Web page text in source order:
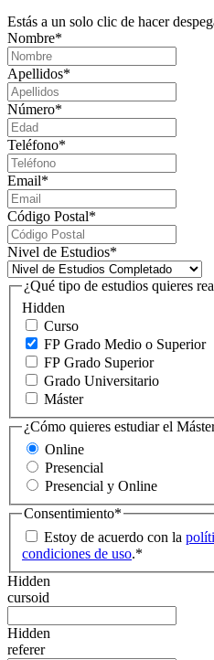
Estás a un solo clic de hacer
Nombre*
Apellidos*
Número*
Teléfono*
Email*
Código Postal*
Nivel de Estudios*
Hidden
¿Qué tipo de estudios quieres
Curso
FP Grado Medio o Superior
FP Grado Superior
Grado Universitario
Máster
¿Cómo quieres estudiar el
Online
Presencial
Presencial y Online
Consentimiento*
Estoy de acuerdo con la
condiciones de uso.*
Hidden
cursoid
Hidden
referer